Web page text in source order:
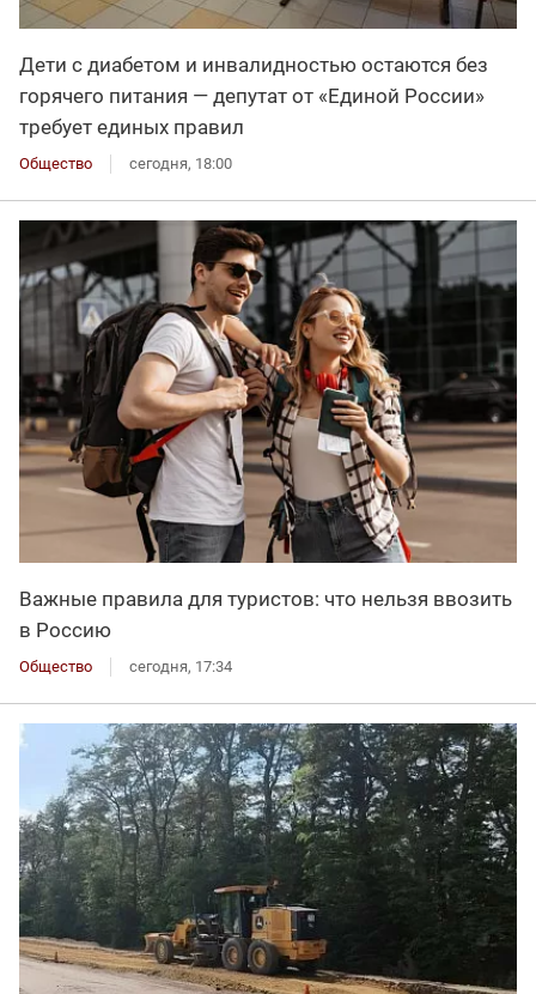
Дети с диабетом и инвалидностью остаются без
горячего питания — депутат от «Единой России»
требует единых правил
Общество сегодня, 18:00
Важные правила для туристов: что нельзя ввозить
в Россию
Общество сегодня, 17:34